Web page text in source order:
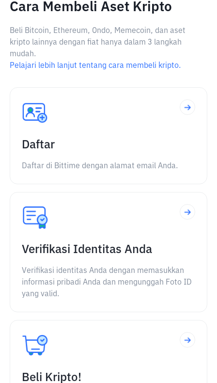
Cara Membeli Aset Kripto
Beli Bitcoin, Ethereum, Ondo, Memecoin, dan aset
kripto lainnya dengan fiat hanya dalam 3 langkah
mudah.
Pelajari lebih lanjut tentang cara membeli kripto.
Daftar
Daftar di Bittime dengan alamat email Anda.
Verifikasi Identitas Anda
Verifikasi identitas Anda dengan memasukkan
informasi pribadi Anda dan mengunggah Foto ID
yang valid.
Beli Kripto!